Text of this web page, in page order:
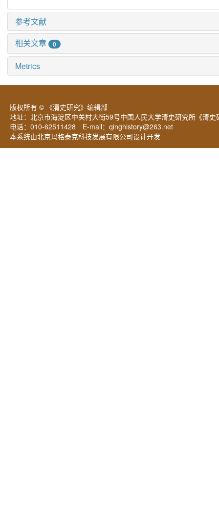
参考文献
相关文章
0
Metrics
版权所有 © 《清史研究》编辑部
地址：北京市海淀区中关村大街59号中国人民大学清史研究所《
电话：010-62511428 E-mail： qinghistory@263.net
本系统由北京玛格泰克科技发展有限公司设计开发